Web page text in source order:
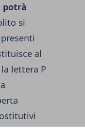
potrà
si
al
lettera P